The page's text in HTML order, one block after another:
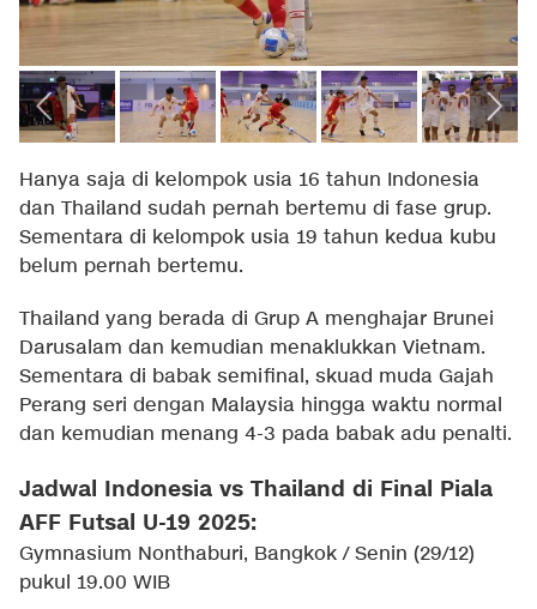
Hanya saja di kelompok usia 16 tahun Indonesia
dan Thailand sudah pernah bertemu di fase grup.
Sementara di kelompok usia 19 tahun kedua kubu
belum pernah bertemu.
Thailand yang berada di Grup A menghajar Brunei
Darusalam dan kemudian menaklukkan Vietnam.
Sementara di babak semifinal, skuad muda Gajah
Perang seri dengan Malaysia hingga waktu normal
dan kemudian menang 4-3 pada babak adu penalti.
Jadwal Indonesia vs Thailand di Final Piala
AFF Futsal U-19 2025:
Gymnasium Nonthaburi, Bangkok / Senin (29/12)
pukul 19.00 WIB